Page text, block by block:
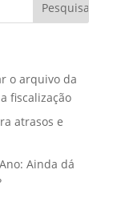
o arquivo da
fiscalização
atrasos e
Ainda dá